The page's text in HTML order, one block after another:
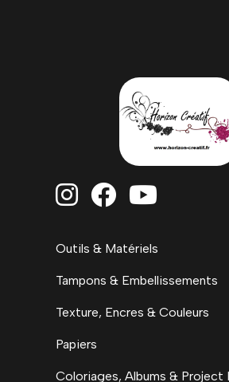
  
Outils & Matériels
Tampons & Embellissements
Texture, Encres & Couleurs
Papiers
Coloriages, Albums & Project